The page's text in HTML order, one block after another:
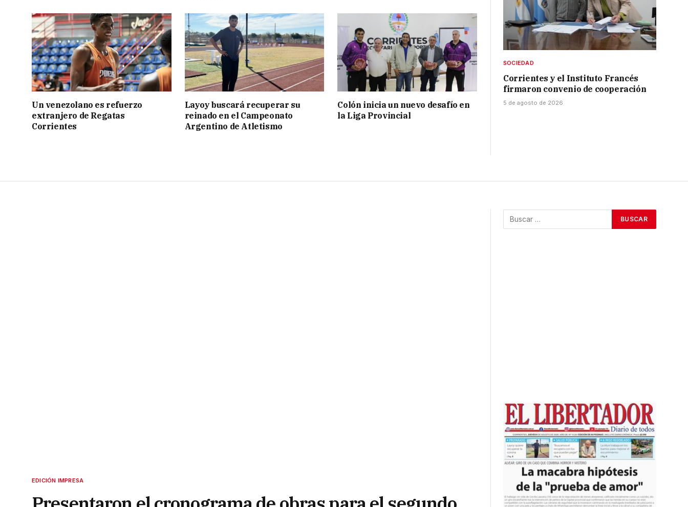
Un venezolano es refuerzo
extranjero de Regatas
Corrientes
Layoy buscará recuperar su
reinado en el Campeonato
Argentino de Atletismo
Colón inicia un nuevo desafío en
la Liga Provincial
SOCIEDAD
Corrientes y el Instituto Francés
firmaron convenio de cooperación
5 de agosto de 2026
EDICIÓN IMPRESA